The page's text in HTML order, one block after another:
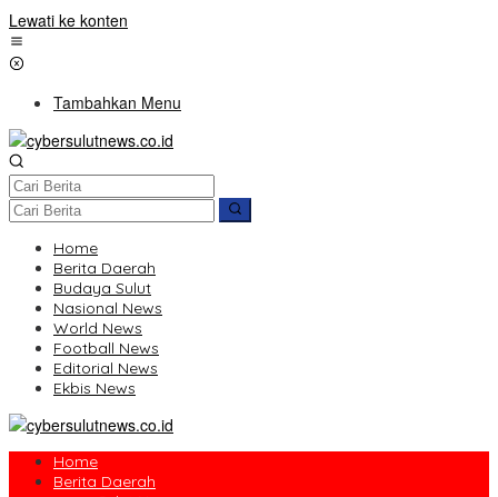
Lewati ke konten
Tambahkan Menu
Home
Berita Daerah
Budaya Sulut
Nasional News
World News
Football News
Editorial News
Ekbis News
Home
Berita Daerah